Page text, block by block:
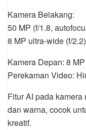
Kamera Belakang:
50 MP (f/1.8,
8 MP ultra-wide (f/2.2)
Kamera Depan: 8
Perekaman Video:
Fitur AI pada
dan warna, cocok
kreatif.